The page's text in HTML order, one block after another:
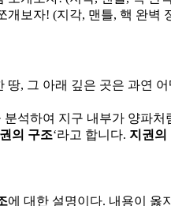
개보자! (지각, 맨틀, 핵 완벽
땅, 그 아래 깊은 곳은 과연
석하여 지구 내부가 양파
의 구조‘라고 합니다. 지권의
에 대한 설명이다. 내용이 옳지